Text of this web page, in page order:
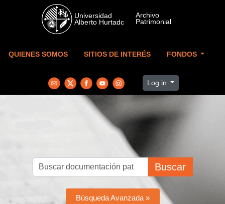
Skip to main content
QUIENES SOMOS SITIOS DE INTERÉS FONDOS
Log in
Buscar
Búsqueda Avanzada »